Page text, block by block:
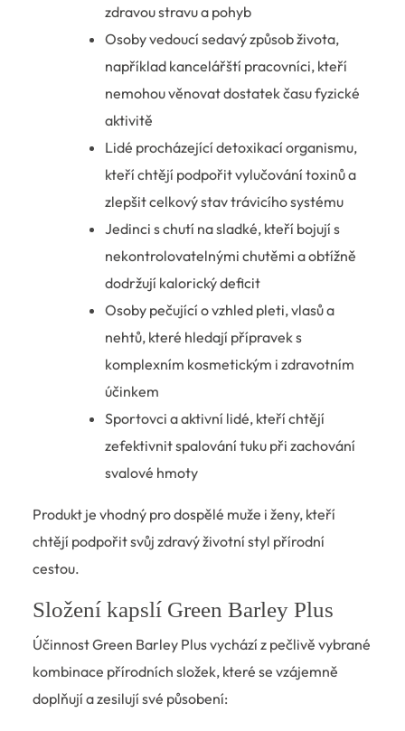
zdravou stravu a pohyb
Osoby vedoucí sedavý způsob života,
například kancelářští pracovníci, kteří
nemohou věnovat dostatek času fyzické
aktivitě
Lidé procházející detoxikací organismu,
kteří chtějí podpořit vylučování toxinů a
zlepšit celkový stav trávicího systému
Jedinci s chutí na sladké, kteří bojují s
nekontrolovatelnými chutěmi a obtížně
dodržují kalorický deficit
Osoby pečující o vzhled pleti, vlasů a
nehtů, které hledají přípravek s
komplexním kosmetickým i zdravotním
účinkem
Sportovci a aktivní lidé, kteří chtějí
zefektivnit spalování tuku při zachování
svalové hmoty
Produkt je vhodný pro dospělé muže i ženy, kteří
chtějí podpořit svůj zdravý životní styl přírodní
cestou.
Složení kapslí Green Barley Plus
Účinnost Green Barley Plus vychází z pečlivě vybrané
kombinace přírodních složek, které se vzájemně
doplňují a zesilují své působení: